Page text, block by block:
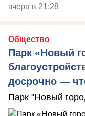
вчера в 21:28
Общество
Парк «Новый
досрочно —
Парк "Новый